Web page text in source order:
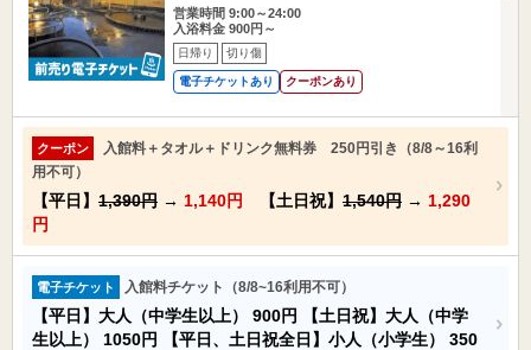
営業時間 9:00～24:00
入浴料金 900円～
日帰り 切り傷
電子チケットあり クーポンあり
クーポン
入館料＋タオル＋ドリンク無料券 250円引き（8/8～16利
用不可）
【平日】 1,390円 → 1,140円 【土日祝】 1,540円 → 1,290
円
電子チケット 入館料チケット（8/8~16利用不可）
【平日】大人（中学生以上） 900円
【土日祝】大人（中学
生以上） 1050円 【平日、土日祝全日】小人（小学生） 350